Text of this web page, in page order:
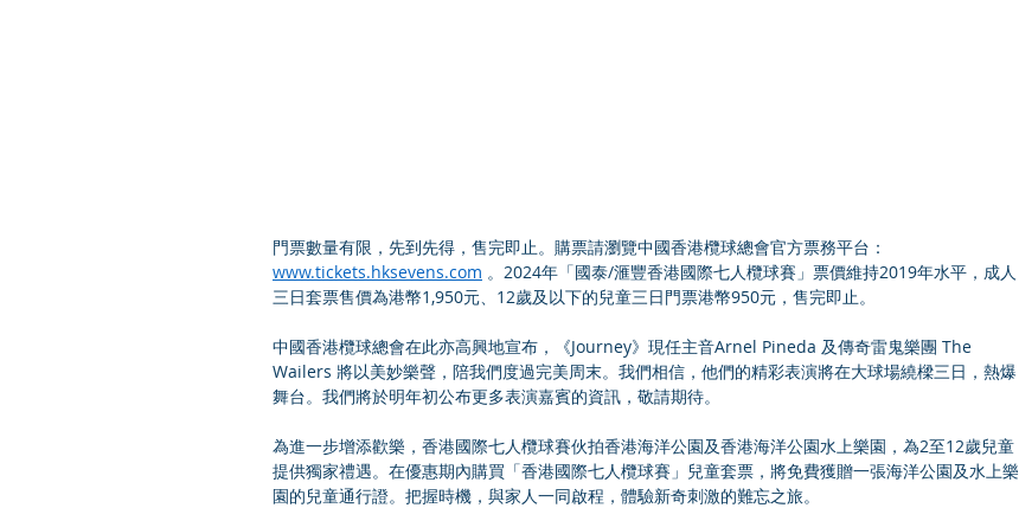
門票數量有限，先到先得，售完即止。購票請瀏覽中國香港欖球總會官方票務平台：
www.tickets.hksevens.com 。2024年「國泰/滙豐香港國際七人欖球賽」票價維持2019年水平，成人
三日套票售價為港幣1,950元、12歲及以下的兒童三日門票港幣950元，售完即止。
中國香港欖球總會在此亦高興地宣布，《Journey》現任主音Arnel Pineda 及傳奇雷鬼樂團 The
Wailers 將以美妙樂聲，陪我們度過完美周末。我們相信，他們的精彩表演將在大球場繞樑三日，熱爆
舞台。我們將於明年初公布更多表演嘉賓的資訊，敬請期待。
為進一步增添歡樂，香港國際七人欖球賽伙拍香港海洋公園及香港海洋公園水上樂園，為2至12歲兒童
提供獨家禮遇。在優惠期內購買「香港國際七人欖球賽」兒童套票，將免費獲贈一張海洋公園及水上樂
園的兒童通行證。把握時機，與家人一同啟程，體驗新奇刺激的難忘之旅。